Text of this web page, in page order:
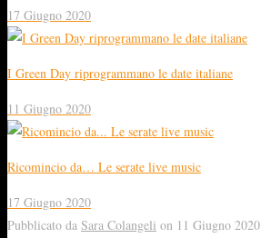
17 Giugno 2020
I Green Day riprogrammano le date italiane
11 Giugno 2020
Ricomincio da… Le serate live music
17 Giugno 2020
Pubblicato da Sara Colangeli on 11 Giugno 2020